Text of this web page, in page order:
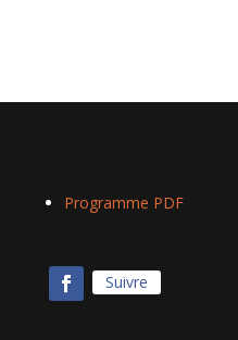
Programme PDF
Suivre